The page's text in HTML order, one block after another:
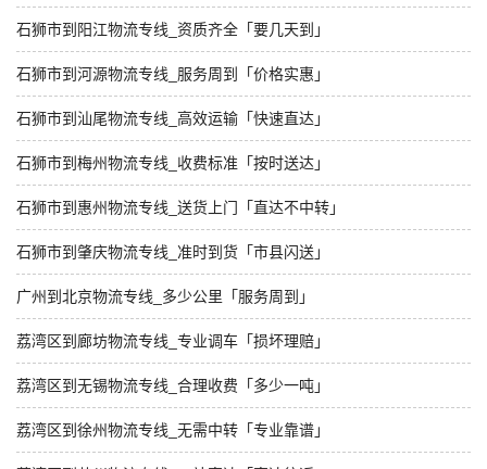
石狮市到阳江物流专线_资质齐全「要几天到」
石狮市到河源物流专线_服务周到「价格实惠」
石狮市到汕尾物流专线_高效运输「快速直达」
石狮市到梅州物流专线_收费标准「按时送达」
石狮市到惠州物流专线_送货上门「直达不中转」
石狮市到肇庆物流专线_准时到货「市县闪送」
广州到北京物流专线_多少公里「服务周到」
荔湾区到廊坊物流专线_专业调车「损坏理赔」
荔湾区到无锡物流专线_合理收费「多少一吨」
荔湾区到徐州物流专线_无需中转「专业靠谱」